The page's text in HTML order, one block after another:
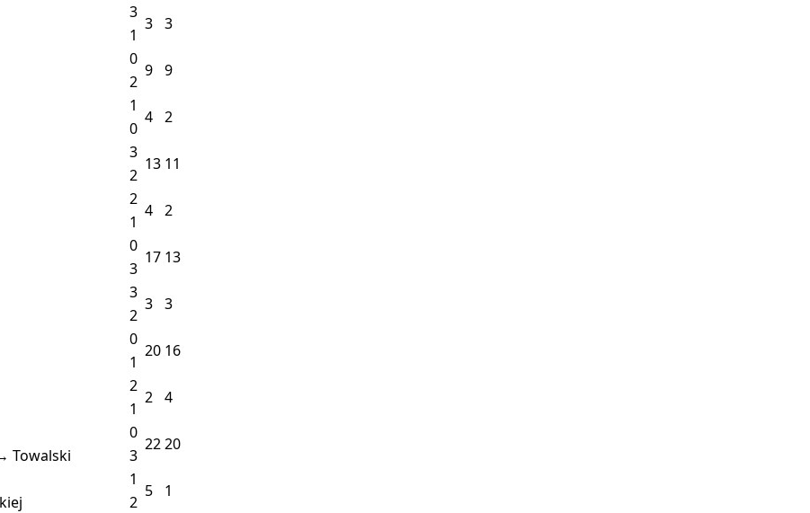
3
3 3
1
0
9 9
2
1
4 2
0
3
13 11
2
2
4 2
1
0
17 13
3
3
3 3
2
0
20 16
1
2
2 4
1
0
2220
Towalski
3
1
5 1
2